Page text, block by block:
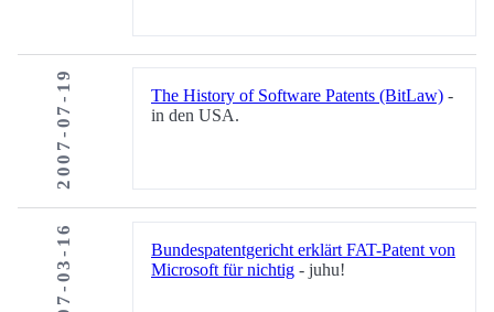
2007-07-19 The History of Software Patents (BitLaw) -
in den USA.
2007-03-16
Bundespatentgericht erklärt FAT-Patent von
Microsoft für nichtig - juhu!